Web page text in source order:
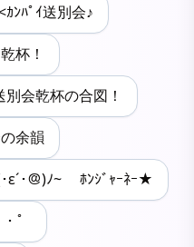
ﾟｲ送別会♪
杯！
杯の合図！
余韻
ε´･＠)ﾉ~ ﾎﾝｼﾞｬｰﾈｰ★
゜